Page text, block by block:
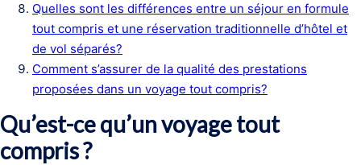
Quelles sont les différences entre un séjour en formule
tout compris et une réservation traditionnelle d’hôtel et
de vol séparés?
Comment s’assurer de la qualité des prestations
proposées dans un voyage tout compris?
Qu’est-ce qu’un voyage tout
compris ?